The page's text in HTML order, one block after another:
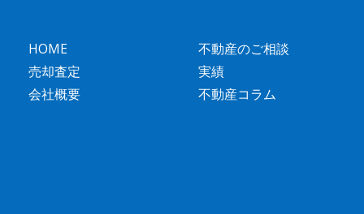
HOME
不動産のご相談
売却査定
実績
会社概要
不動産コラム